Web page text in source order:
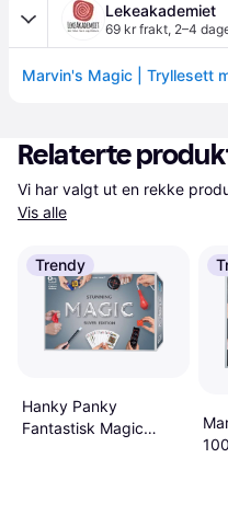
Lekeakademiet
69 kr frakt, 2–4
Relaterte
Vis alle
Trendy
Hanky Panky
Fantastisk Magic